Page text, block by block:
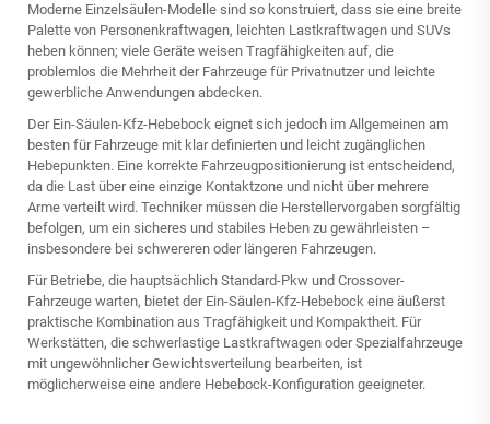
Moderne Einzelsäulen-Modelle sind so konstruiert, dass sie eine breite
Palette von Personenkraftwagen, leichten Lastkraftwagen und SUVs
heben können; viele Geräte weisen Tragfähigkeiten auf, die
problemlos die Mehrheit der Fahrzeuge für Privatnutzer und leichte
gewerbliche Anwendungen abdecken.
Der Ein-Säulen-Kfz-Hebebock eignet sich jedoch im Allgemeinen am
besten für Fahrzeuge mit klar definierten und leicht zugänglichen
Hebepunkten. Eine korrekte Fahrzeugpositionierung ist entscheidend,
da die Last über eine einzige Kontaktzone und nicht über mehrere
Arme verteilt wird. Techniker müssen die Herstellervorgaben sorgfältig
befolgen, um ein sicheres und stabiles Heben zu gewährleisten –
insbesondere bei schwereren oder längeren Fahrzeugen.
Für Betriebe, die hauptsächlich Standard-Pkw und Crossover-
Fahrzeuge warten, bietet der Ein-Säulen-Kfz-Hebebock eine äußerst
praktische Kombination aus Tragfähigkeit und Kompaktheit. Für
Werkstätten, die schwerlastige Lastkraftwagen oder Spezialfahrzeuge
mit ungewöhnlicher Gewichtsverteilung bearbeiten, ist
möglicherweise eine andere Hebebock-Konfiguration geeigneter.